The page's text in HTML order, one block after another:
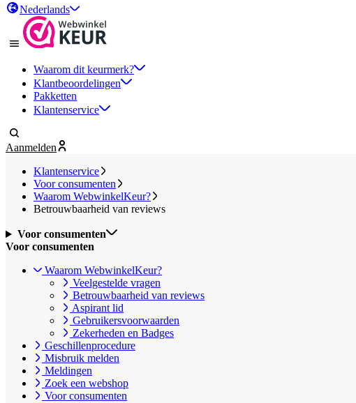
Nederlands
Waarom dit keurmerk?
Klantbeoordelingen
Pakketten
Klantenservice
Aanmelden
Klantenservice
Voor consumenten
Waarom WebwinkelKeur?
Betrouwbaarheid van reviews
Voor consumenten
Voor consumenten
Waarom WebwinkelKeur?
Veelgestelde vragen
Betrouwbaarheid van reviews
Aspirant lid
Gebruikersvoorwaarden
Zekerheden en Badges
Geschillenprocedure
Misbruik melden
Meldingen
Zoek een webshop
Voor consumenten